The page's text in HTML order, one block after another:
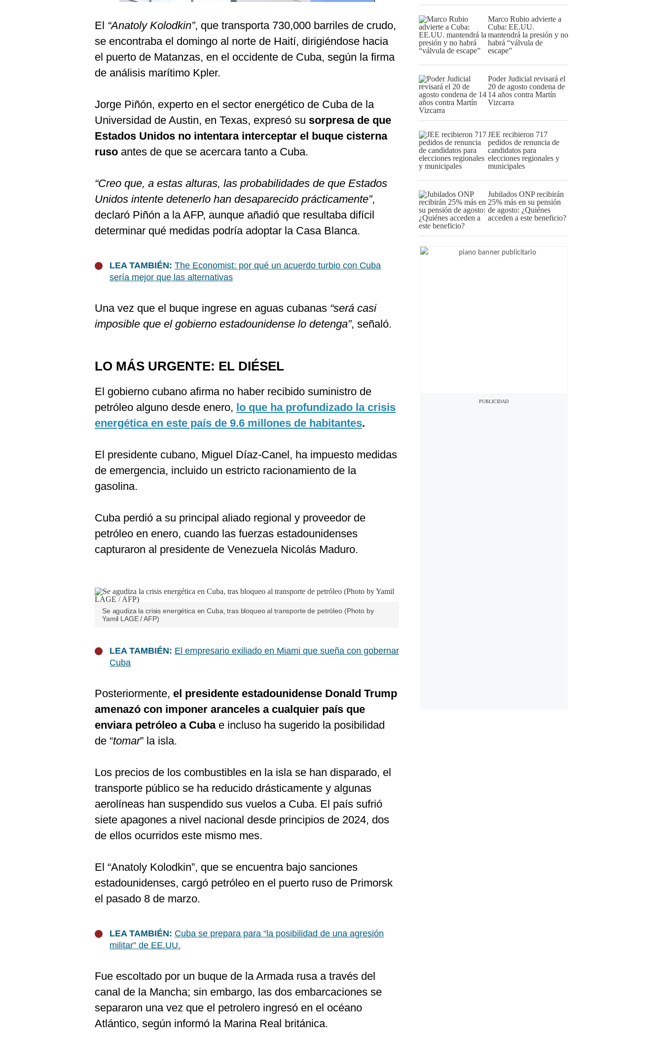
El “Anatoly Kolodkin”, que transporta 730,000 barriles de crudo,
se encontraba el domingo al norte de Haití, dirigiéndose hacia
el puerto de Matanzas, en el occidente de Cuba, según la firma
de análisis marítimo Kpler.
Jorge Piñón, experto en el sector energético de Cuba de la
Universidad de Austin, en Texas, expresó su sorpresa de que
Estados Unidos no intentara interceptar el buque cisterna
ruso antes de que se acercara tanto a Cuba.
“Creo que, a estas alturas, las probabilidades de que Estados
Unidos intente detenerlo han desaparecido prácticamente”,
declaró Piñón a la AFP, aunque añadió que resultaba difícil
determinar qué medidas podría adoptar la Casa Blanca.
LEA TAMBIÉN: The Economist: por qué un acuerdo turbio con Cuba
sería mejor que las alternativas
Una vez que el buque ingrese en aguas cubanas “será casi
imposible que el gobierno estadounidense lo detenga”, señaló.
LO MÁS URGENTE: EL DIÉSEL
El gobierno cubano afirma no haber recibido suministro de
petróleo alguno desde enero, lo que ha profundizado la crisis
energética en este país de 9.6 millones de habitantes.
El presidente cubano, Miguel Díaz-Canel, ha impuesto medidas
de emergencia, incluido un estricto racionamiento de la
gasolina.
Cuba perdió a su principal aliado regional y proveedor de
petróleo en enero, cuando las fuerzas estadounidenses
capturaron al presidente de Venezuela Nicolás Maduro.
Se agudiza la crisis energética en Cuba, tras bloqueo al transporte de petróleo (Photo by
Yamil LAGE / AFP)
LEA TAMBIÉN: El empresario exiliado en Miami que sueña con gobernar
Cuba
Posteriormente, el presidente estadounidense Donald Trump
amenazó con imponer aranceles a cualquier país que
enviara petróleo a Cubae incluso ha sugerido la posibilidad
de “tomar” la isla.
Los precios de los combustibles en la isla se han disparado, el
transporte público se ha reducido drásticamente y algunas
aerolíneas han suspendido sus vuelos a Cuba. El país sufrió
siete apagones a nivel nacional desde principios de 2024, dos
de ellos ocurridos este mismo mes.
El “Anatoly Kolodkin”, que se encuentra bajo sanciones
estadounidenses, cargó petróleo en el puerto ruso de Primorsk
el pasado 8 de marzo.
LEA TAMBIÉN: Cuba se prepara para “la posibilidad de una agresión
militar” de EE.UU.
Fue escoltado por un buque de la Armada rusa a través del
canal de la Mancha; sin embargo, las dos embarcaciones se
separaron una vez que el petrolero ingresó en el océano
Atlántico, según informó la Marina Real británica.
Marco Rubio advierte a
Cuba: EE.UU.
mantendrá la presión y no
habrá “válvula de
escape”
Poder Judicial revisará el
20 de agosto condena de
14 años contra Martín
Vizcarra
JEE recibieron 717
pedidos de renuncia de
candidatos para
elecciones regionales y
municipales
Jubilados ONP recibirán
25% más en su pensión
de agosto: ¿Quiénes
acceden a este beneficio?